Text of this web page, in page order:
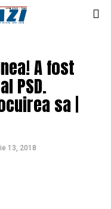
A fost
PSD.
sa |
13, 2018